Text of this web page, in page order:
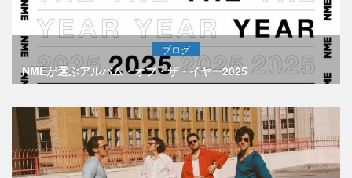
ブログ
NMEが選ぶアルバム・オブ・ザ・イヤー2025